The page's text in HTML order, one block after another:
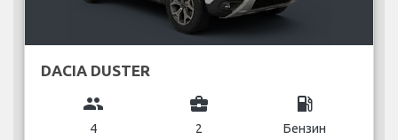
DACIA DUSTER
group
4
business_center
2
local_gas_station
Бензин